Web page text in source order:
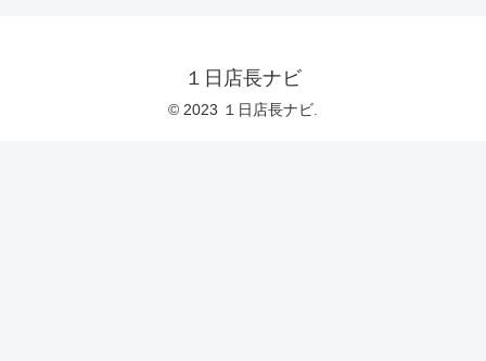
１日店長ナビ
© 2023 １日店長ナビ.